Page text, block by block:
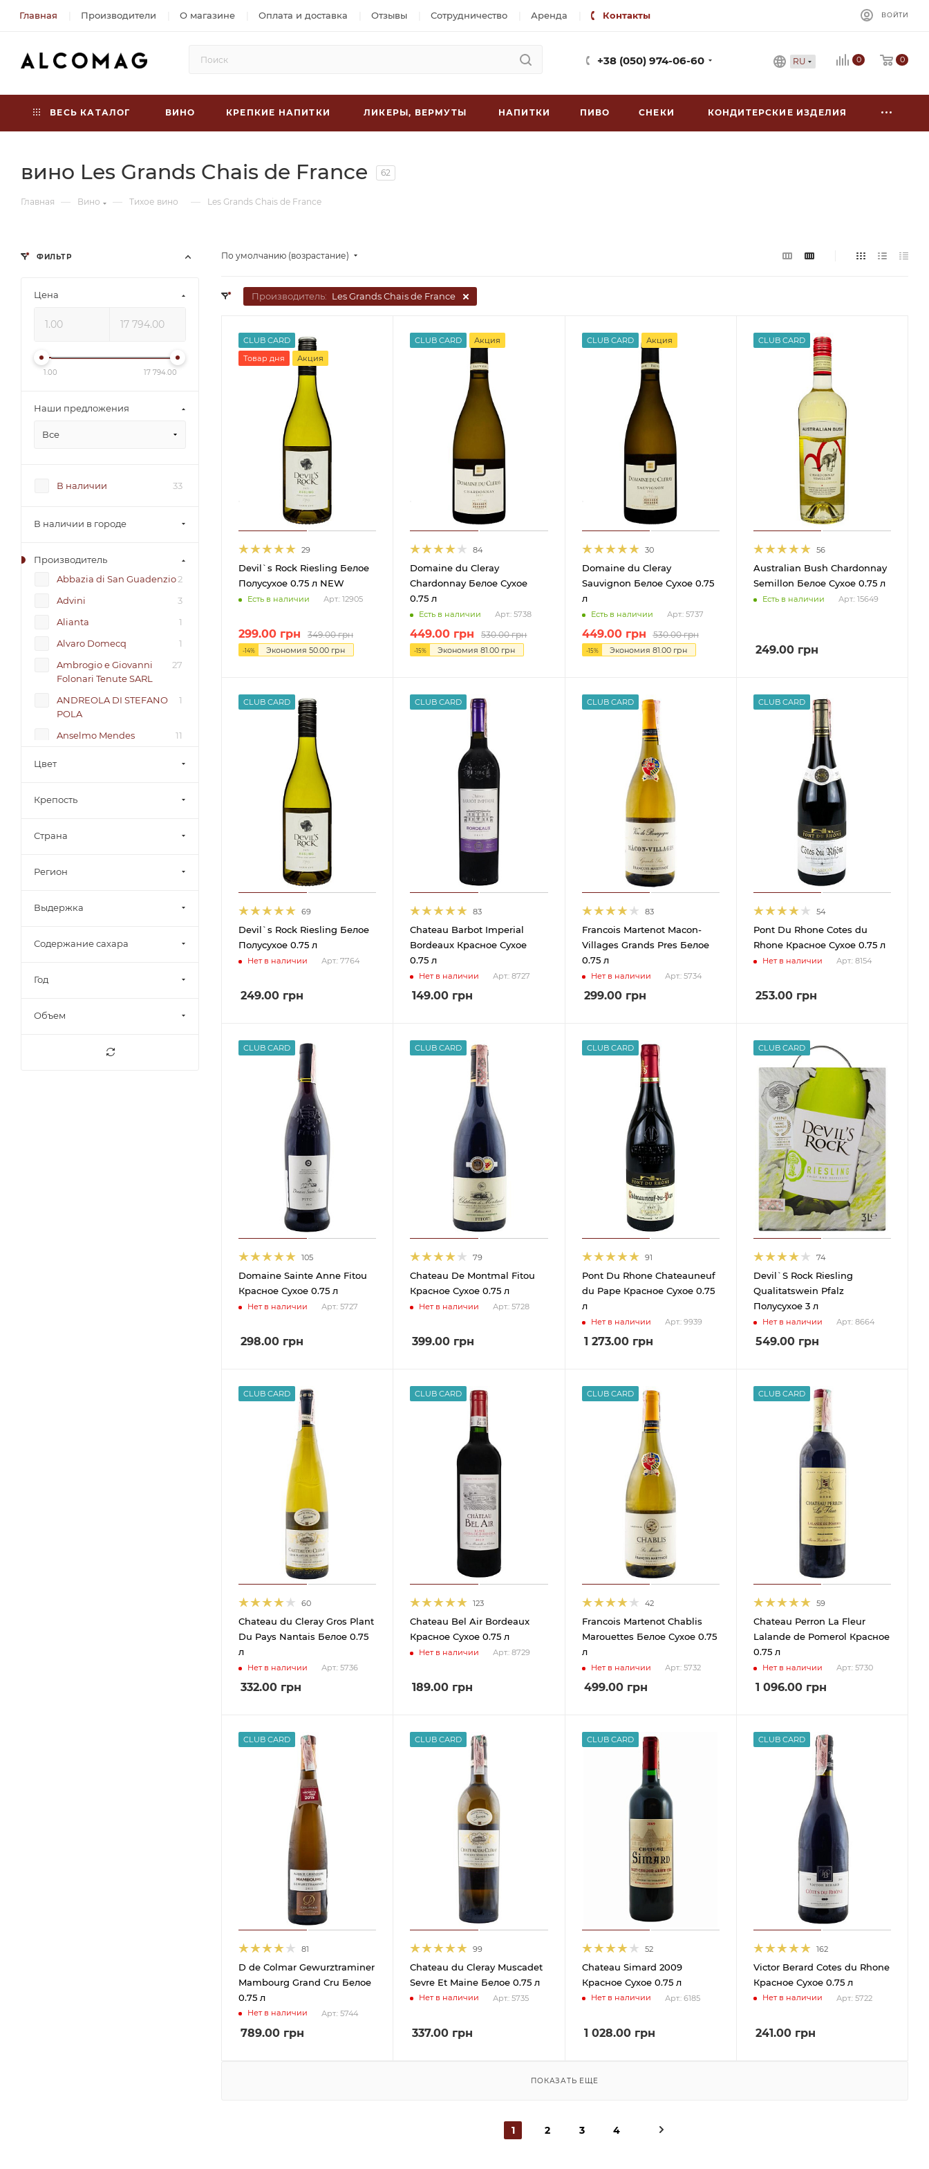
Главная Производители О магазине Оплата и доставка Отзывы Сотрудничество Аренда Контакты ВОЙТИ
+38 (050) 974-06-60 RU 0 0
ВЕСЬ КАТАЛОГ ВИНО КРЕПКИЕ НАПИТКИ ЛИКЕРЫ, ВЕРМУТЫ НАПИТКИ ПИВО СНЕКИ КОНДИТЕРСКИЕ ИЗДЕЛИЯ
вино Les Grands Chais de France 62
Главная — Вино — Тихое вино — Les Grands Chais de France
По умолчанию (возрастание)
Производитель: Les Grands Chais de France
CLUB CARD
Товар дня
Акция
29
Devil`s Rock Riesling Белое
Полусухое 0.75 л NEW
Есть в наличии Арт.: 12905
299.00 грн 349.00грн
-14% Экономия 50.00 грн
CLUB CARD Акция
84
Domaine du Cleray
Chardonnay Белое Сухое
0.75 л
Есть в наличии Арт.: 5738
449.00 грн 530.00грн
-15% Экономия81.00 грн
CLUB CARD Акция
30
Domaine du Cleray
Sauvignon Белое Сухое 0.75
л
Есть в наличии Арт.: 5737
449.00грн 530.00грн
-15% Экономия 81.00грн
CLUB CARD
56
Australian Bush Chardonnay
Semillon Белое Сухое 0.75 л
Есть в наличии Арт.: 15649
249.00грн
CLUB CARD
69
Devil`s Rock Riesling Белое
Полусухое 0.75 л
Нет в наличии Арт.: 7764
249.00 грн
CLUB CARD
83
Chateau Barbot Imperial
Bordeaux Красное Сухое
0.75 л
Нет в наличии Арт.: 8727
149.00 грн
CLUB CARD
83
Francois Martenot Macon-
Villages Grands Pres Белое
0.75 л
Нет в наличии Арт.: 5734
299.00грн
CLUB CARD
54
Pont Du Rhone Cotes du
Rhone Красное Сухое 0.75 л
Нет в наличии Арт.: 8154
253.00грн
CLUB CARD
105
Domaine Sainte Anne Fitou
Красное Сухое 0.75 л
Нет в наличии Арт.: 5727
298.00 грн
CLUB CARD
79
Chateau De Montmal Fitou
Красное Сухое 0.75 л
Нет в наличии Арт.: 5728
399.00 грн
CLUB CARD
91
Pont Du Rhone Chateauneuf
du Pape Красное Сухое 0.75
л
Нет в наличии Арт.: 9939
1 273.00грн
CLUB CARD
74
Devil`S Rock Riesling
Qualitatswein Pfalz
Полусухое 3 л
Нет в наличии Арт.: 8664
549.00грн
CLUB CARD
60
Chateau du Cleray Gros Plant
Du Pays Nantais Белое 0.75
л
Нет в наличии Арт.: 5736
332.00 грн
CLUB CARD
123
Chateau Bel Air Bordeaux
Красное Сухое 0.75 л
Нет в наличии Арт.: 8729
189.00 грн
CLUB CARD
42
Francois Martenot Chablis
Marouettes Белое Сухое 0.75
л
Нет в наличии Арт.: 5732
499.00грн
CLUB CARD
59
Chateau Perron La Fleur
Lalande de Pomerol Красное
0.75 л
Нет в наличии Арт.: 5730
1 096.00грн
CLUB CARD
81
D de Colmar Gewurztraminer
Mambourg Grand Cru Белое
0.75 л
Нет в наличии Арт.: 5744
789.00 грн
CLUB CARD
99
Chateau du Cleray Muscadet
Sevre Et Maine Белое 0.75 л
Нет в наличии Арт.: 5735
337.00 грн
CLUB CARD
52
Chateau Simard 2009
Красное Сухое 0.75 л
Нет в наличии Арт.: 6185
1 028.00грн
CLUB CARD
162
Victor Berard Cotes du Rhone
Красное Сухое 0.75 л
Нет в наличии Арт.: 5722
241.00грн
ПОКАЗАТЬ ЕЩЕ
1 2 3 4
ФИЛЬТР
Цена
1.00 17 794.00
Наши предложения
Все
В наличии 33
В наличии в городе
Производитель
Abbazia di San Guadenzio2
Advini
3
Alianta
1
Alvaro Domecq
1
Ambrogio e Giovanni
Folonari Tenute SARL
27
ANDREOLA DI STEFANO
POLA
1
Anselmo Mendes
11
Aziende Agricole Planeta
2
Vermelha CRL
Alimenta
Azienda Agricola Oasi
6
7
BODEGAS ARZUAGA
10
Barton & Guestier
Цвет
Крепость
Страна
Регион
Выдержка
Содержание сахара
Год
Объем